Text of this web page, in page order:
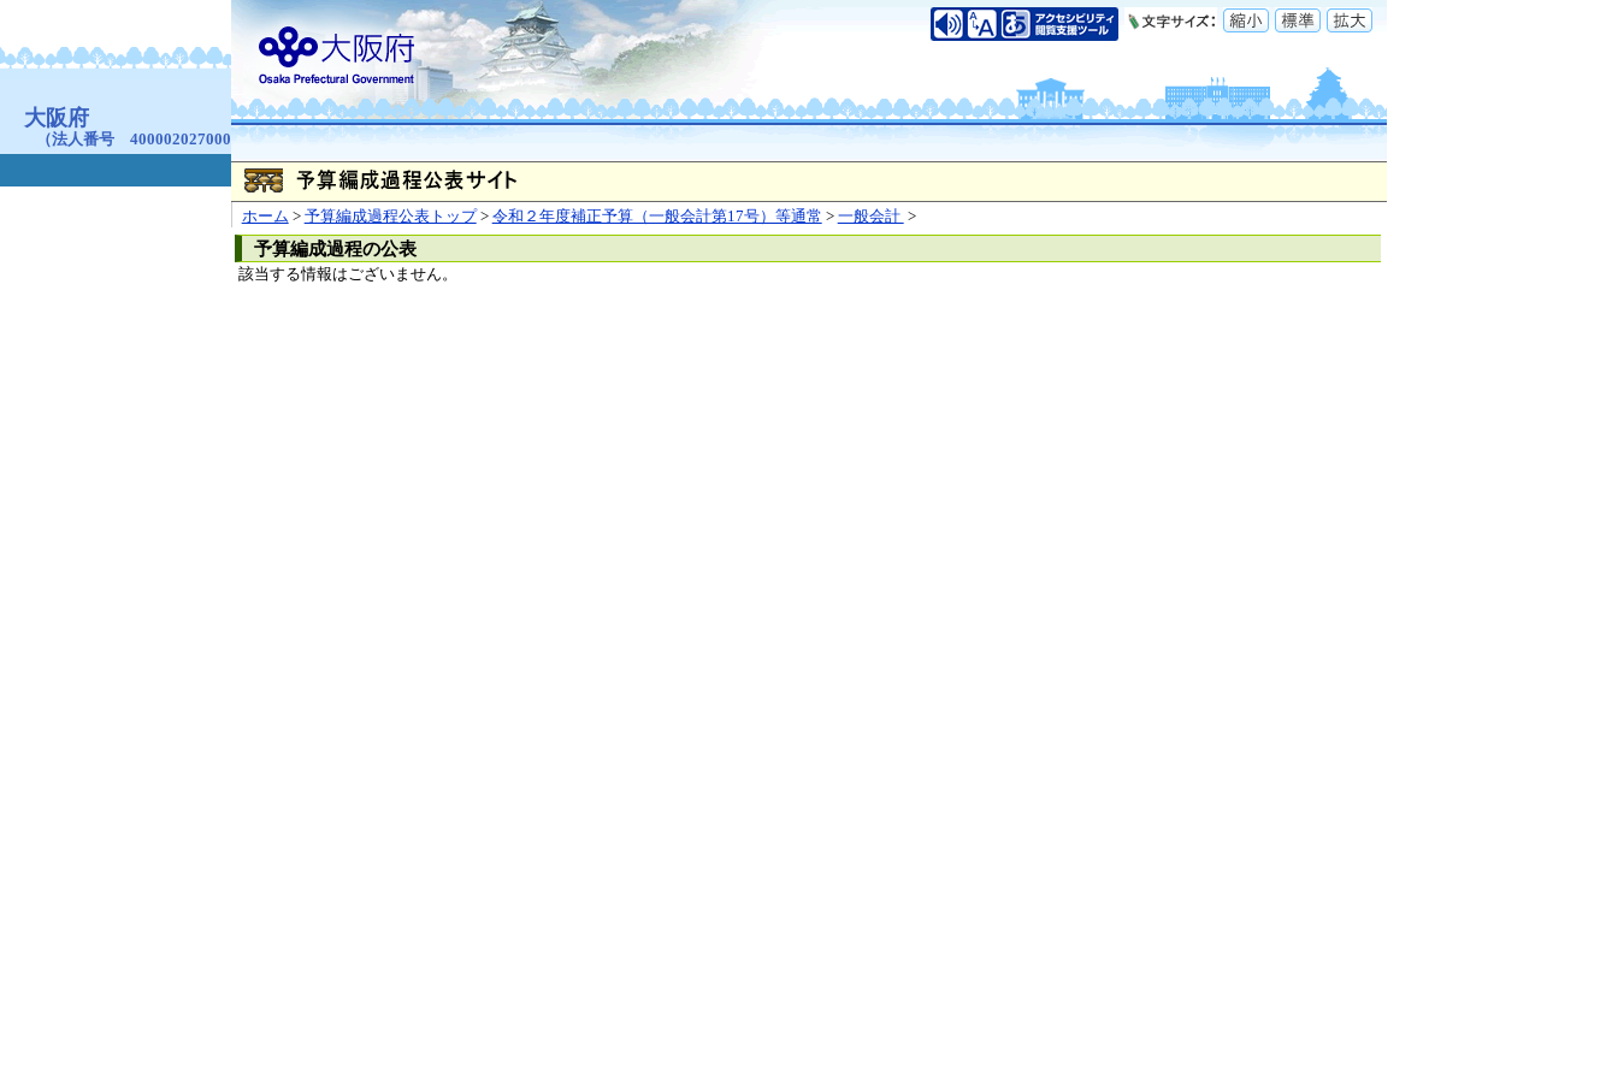
ホーム > 予算編成過程公表トップ> 令和２年度補正予算（一般会計第17号）等通常 > 一般会計 >
予算編成過程の公表
該当する情報はございません。
お問合せ 個人情報の取り扱いについて
大阪府
（法人番号 4000020270008）
本庁 〒540-8570 大阪市中央区大手前2丁目
（代表電話）06-6941-0351
咲洲庁舎
〒559-8555 大阪市住之江区南港北1-14-16
（代表電話）06-6941-0351
© Copyright 2003-2026 Osaka Prefecture,All rights reserved.